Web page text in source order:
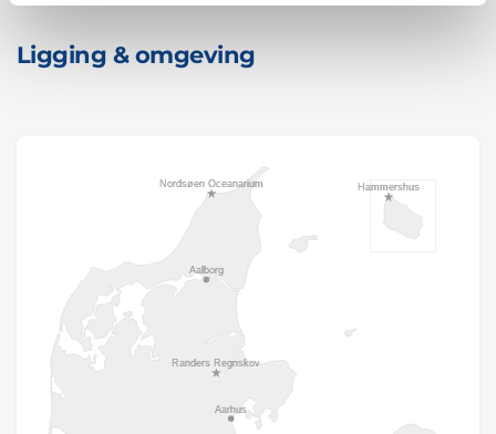
Ligging & omgeving